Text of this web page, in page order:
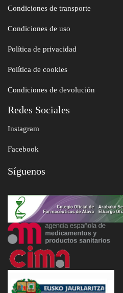
Condiciones de transporte
Condiciones de uso
Política de privacidad
Política de cookies
Condiciones de devolución
Redes Sociales
Instagram
Facebook
Síguenos